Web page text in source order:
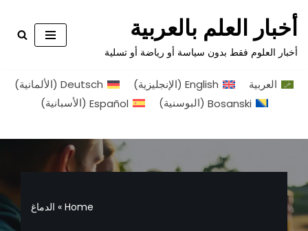
تخطى
إلى
أخبار العلم بالعربية
أخبار العلوم فقط بدون سياسة أو رياضة أو تسلية
العربية English
(الإنجليزية)
Deutsch
(الألمانية)
Bosanski
(البوسنية)
Español
(الأسبانية)
Home
» الدماغ